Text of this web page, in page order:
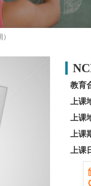
教育
上课
上课
上课
上课